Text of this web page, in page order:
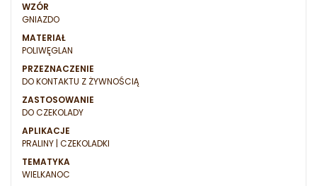
WZÓR
GNIAZDO
MATERIAŁ
POLIWĘGLAN
PRZEZNACZENIE
DO KONTAKTU Z ŻYWNOŚCIĄ
ZASTOSOWANIE
DO CZEKOLADY
APLIKACJE
PRALINY | CZEKOLADKI
TEMATYKA
WIELKANOC